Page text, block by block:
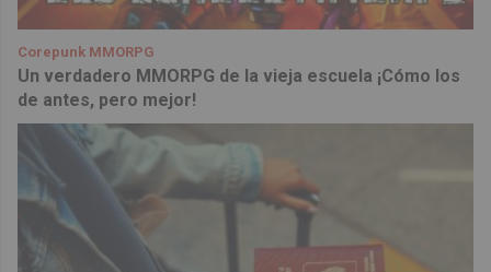
Corepunk MMORPG
Un verdadero MMORPG de la vieja escuela ¡Cómo los
de antes, pero mejor!